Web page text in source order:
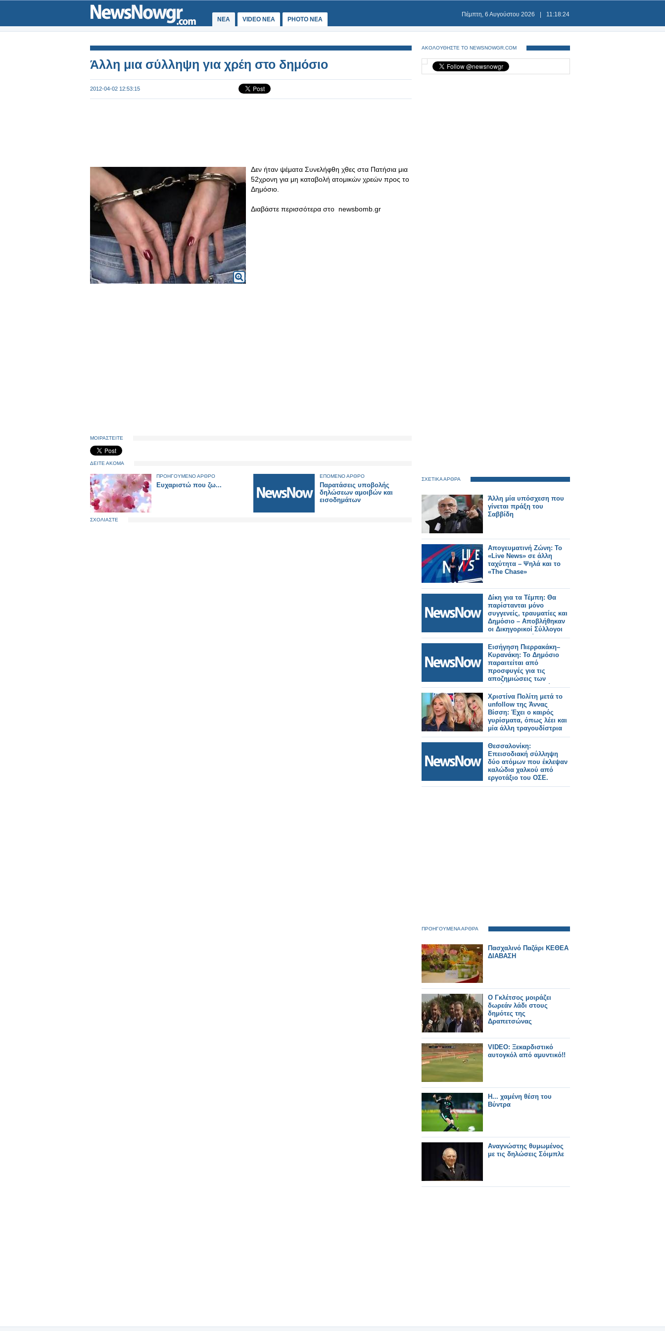
ΝΕΑ VIDEO NEA PHOTO NEA
Πέμπτη, 6 Αυγούστου 2026 11:18:25
Άλλη μια σύλληψη για χρέη στο δημόσιο
2012-04-02 12:53:15
Δεν ήταν ψέματα Συνελήφθη χθες στα Πατήσια μια
52χρονη για μη καταβολή ατομικών χρεών προς το
Δημόσιο.
Διαβάστε περισσότερα στο newsbomb.gr
ΜΟΙΡΑΣΤΕΙΤΕ
ΔΕΙΤΕ ΑΚΟΜΑ
ΠΡΟΗΓΟΥΜΕΝΟ ΑΡΘΡΟ
Ευχαριστώ που ζω...
ΕΠΟΜΕΝΟ ΑΡΘΡΟ
Παρατάσεις υποβολής
δηλώσεων αμοιβών και
εισοδημάτων
ΣΧΟΛΙΑΣΤΕ
ΑΚΟΛΟΥΘΗΣΤΕ ΤΟ NEWSNOWGR.COM
ΣΧΕΤΙΚΑ ΑΡΘΡΑ
Άλλη μία υπόσχεση που
γίνεται πράξη του
Σαββίδη
Απογευματινή Ζώνη: Το
«Live News» σε άλλη
ταχύτητα – Ψηλά και το
«The Chase»
Δίκη για τα Τέμπη: Θα
παρίστανται μόνο
συγγενείς, τραυματίες και
Δημόσιο – Αποβλήθηκαν
οι Δικηγορικοί Σύλλογοι
και το σωματείο των
μηχανοδηγών.
Εισήγηση Πιερρακάκη–
Κυρανάκη: Το Δημόσιο
παραιτείται από
προσφυγές για τις
αποζημιώσεις των
θυμάτων των Τεμπών.
Χριστίνα Πολίτη μετά το
unfollow της Άννας
Βίσση: Έχει ο καιρός
γυρίσματα, όπως λέει και
μία άλλη τραγουδίστρια
Θεσσαλονίκη:
Επεισοδιακή σύλληψη
δύο ατόμων που έκλεψαν
καλώδια χαλκού από
εργοτάξιο του ΟΣΕ.
ΠΡΟΗΓΟΥΜΕΝΑ ΑΡΘΡΑ
Πασχαλινό Παζάρι ΚΕΘΕΑ
ΔΙΑΒΑΣΗ
Ο Γκλέτσος μοιράζει
δωρεάν λάδι στους
δημότες της
Δραπετσώνας
VIDEO: Ξεκαρδιστικό
αυτογκόλ από αμυντικό!!
Η... χαμένη θέση του
Βύντρα
Αναγνώστης θυμωμένος
με τις δηλώσεις Σόιμπλε